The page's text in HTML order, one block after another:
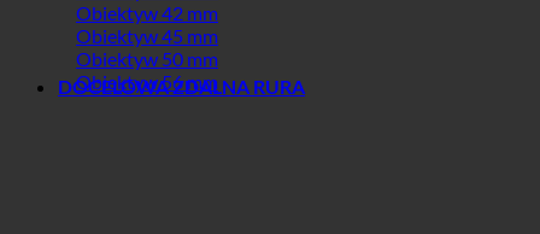
Obiektyw 42 mm
Obiektyw 45 mm
Obiektyw 50 mm
Obiektyw 56 mm
DOCELOWA ZDALNA RURA